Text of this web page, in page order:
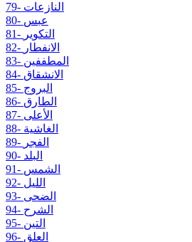
79- النازعات
80- عبس
81- التكوير
82- الانفطار
83- المطففين
84- الانشقاق
85- البروج
86- الطارق
87- الأعلى
88- الغاشية
89- الفجر
90- البلد
91- الشمس
92- الليل
93- الضحى
94- الشرح
95- التين
96- العلق